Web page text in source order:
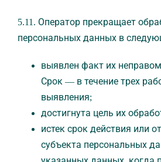
5.11. Оператор прекращает
персональных данных в
выявлен факт их
Срок — в течение трех
выявления;
достигнута цель их
истек срок действия или
субъекта персональных